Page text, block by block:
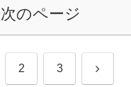
次のページ
2 3 次